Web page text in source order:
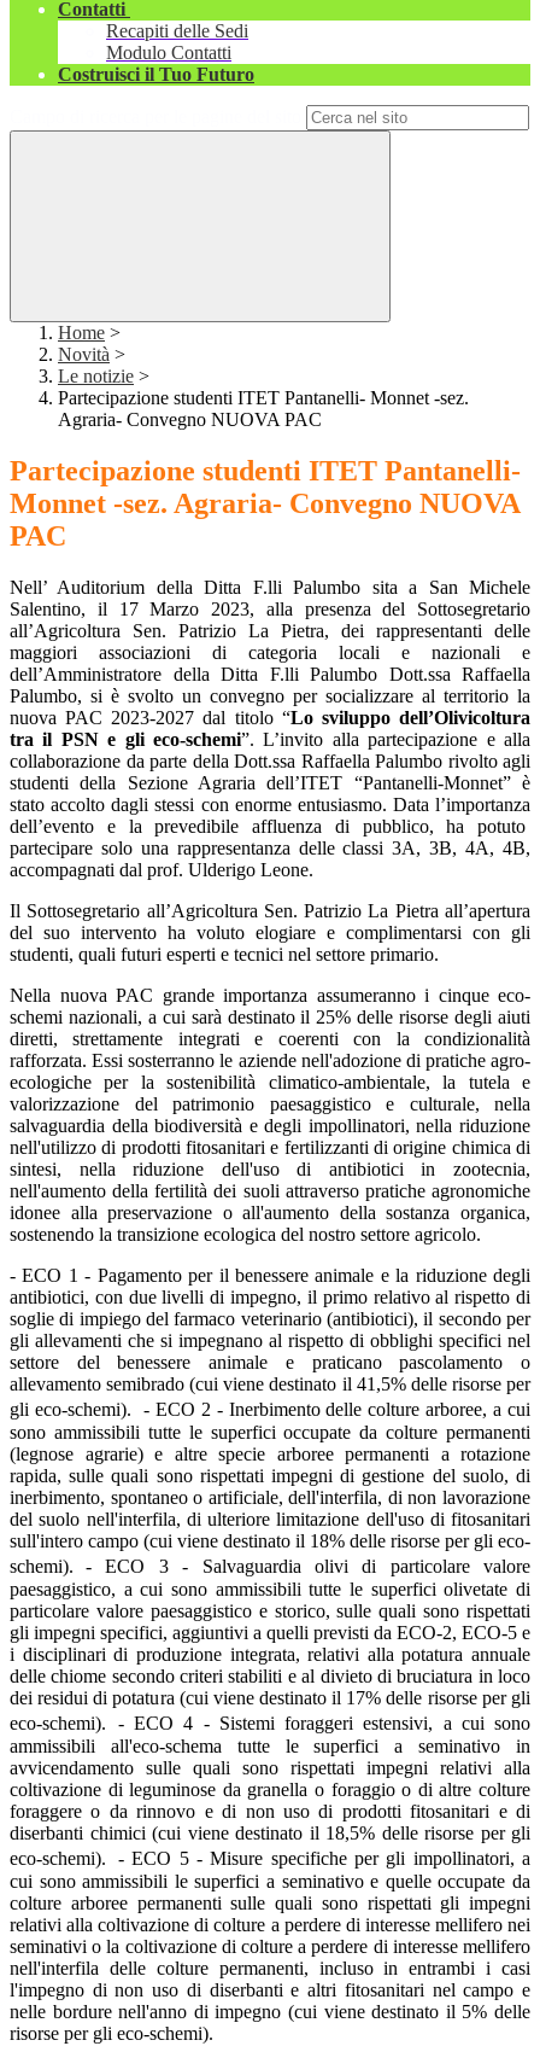
Contatti
Recapiti delle Sedi
Modulo Contatti
Costruisci il Tuo Futuro
Home >
Novità >
Le notizie >
Partecipazione studenti ITET Pantanelli- Monnet -sez.
Agraria- Convegno NUOVA PAC
Partecipazione studenti ITET Pantanelli-
Monnet -sez. Agraria- Convegno NUOVA
PAC
Nell’ Auditorium della Ditta F.lli Palumbo sita a San Michele
Salentino, il 17 Marzo 2023, alla presenza del Sottosegretario
all’Agricoltura Sen. Patrizio La Pietra, dei rappresentanti delle
maggiori associazioni di categoria locali e nazionali e
dell’Amministratore della Ditta F.lli Palumbo Dott.ssa Raffaella
Palumbo, si è svolto un convegno per socializzare al territorio la
nuova PAC 2023-2027 dal titolo “Lo sviluppo dell’Olivicoltura
tra il PSN e gli eco-schemi”. L’invito alla partecipazione e alla
collaborazione da parte della Dott.ssa Raffaella Palumbo rivolto agli
studenti della Sezione Agraria dell’ITET “Pantanelli-Monnet” è
stato accolto dagli stessi con enorme entusiasmo. Data l’importanza
dell’evento e la prevedibile affluenza di pubblico, ha potuto
partecipare solo una rappresentanza delle classi 3A, 3B, 4A, 4B,
accompagnati dal prof. Ulderigo Leone.
Il Sottosegretario all’Agricoltura Sen. Patrizio La Pietra all’apertura
del suo intervento ha voluto elogiare e complimentarsi con gli
studenti, quali futuri esperti e tecnici nel settore primario.
Nella nuova PAC grande importanza assumeranno i cinque eco-
schemi nazionali, a cui sarà destinato il 25% delle risorse degli aiuti
diretti, strettamente integrati e coerenti con la condizionalità
rafforzata. Essi sosterranno le aziende nell'adozione di pratiche agro-
ecologiche per la sostenibilità climatico-ambientale, la tutela e
valorizzazione del patrimonio paesaggistico e culturale, nella
salvaguardia della biodiversità e degli impollinatori, nella riduzione
nell'utilizzo di prodotti fitosanitari e fertilizzanti di origine chimica di
sintesi, nella riduzione dell'uso di antibiotici in zootecnia,
nell'aumento della fertilità dei suoli attraverso pratiche agronomiche
idonee alla preservazione o all'aumento della sostanza organica,
sostenendo la transizione ecologica del nostro settore agricolo.
- ECO 1 - Pagamento per il benessere animale e la riduzione degli
antibiotici, con due livelli di impegno, il primo relativo al rispetto di
soglie di impiego del farmaco veterinario (antibiotici), il secondo per
gli allevamenti che si impegnano al rispetto di obblighi specifici nel
settore del benessere animale e praticano pascolamento o
allevamento semibrado (cui viene destinato il 41,5% delle risorse per
gli eco-schemi).
- ECO 2 - Inerbimento delle colture arboree, a cui
sono ammissibili tutte le superfici occupate da colture permanenti
(legnose agrarie) e altre specie arboree permanenti a rotazione
rapida, sulle quali sono rispettati impegni di gestione del suolo, di
inerbimento, spontaneo o artificiale, dell'interfila, di non lavorazione
del suolo nell'interfila, di ulteriore limitazione dell'uso di fitosanitari
sull'intero campo (cui viene destinato il 18% delle risorse per gli eco-
schemi).
-
ECO 3 - Salvaguardia olivi di particolare valore
paesaggistico, a cui sono ammissibili tutte le superfici olivetate di
particolare valore paesaggistico e storico, sulle quali sono rispettati
gli impegni specifici, aggiuntivi a quelli previsti da ECO-2, ECO-5 e
i disciplinari di produzione integrata, relativi alla potatura annuale
delle chiome secondo criteri stabiliti e al divieto di bruciatura in loco
dei residui di potatura (cui viene destinato il 17% delle risorse per gli
eco-schemi).
- ECO 4 - Sistemi foraggeri estensivi, a cui sono
ammissibili all'eco-schema tutte le superfici a seminativo in
avvicendamento sulle quali sono rispettati impegni relativi alla
coltivazione di leguminose da granella o foraggio o di altre colture
foraggere o da rinnovo e di non uso di prodotti fitosanitari e di
diserbanti chimici (cui viene destinato il 18,5% delle risorse per gli
eco-schemi).
- ECO 5 - Misure specifiche per gli impollinatori, a
cui sono ammissibili le superfici a seminativo e quelle occupate da
colture arboree permanenti sulle quali sono rispettati gli impegni
relativi alla coltivazione di colture a perdere di interesse mellifero nei
seminativi o la coltivazione di colture a perdere di interesse mellifero
nell'interfila delle colture permanenti, incluso in entrambi i casi
l'impegno di non uso di diserbanti e altri fitosanitari nel campo e
nelle bordure nell'anno di impegno (cui viene destinato il 5% delle
risorse per gli eco-schemi).